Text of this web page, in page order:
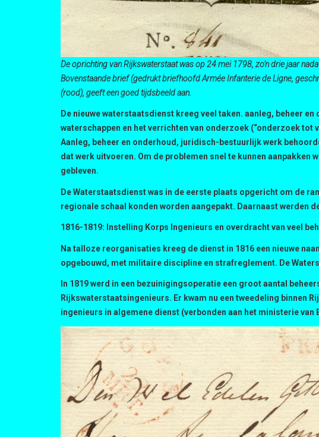
De oprichting van Rijkswaterstaat was op 24 mei 1798, zo’n drie jaar
Bovenstaande brief (gedrukt briefhoofd Armée Infanterie de Ligne,
(rood), geeft een goed tijdsbeeld aan.
De nieuwe waterstaatsdienst kreeg veel taken. aanleg, beheer
waterschappen en het verrichten van onderzoek (“onderzoek tot
Aanleg, beheer en onderhoud, juridisch-bestuurlijk werk
dat werk uitvoeren. Om de problemen snel te kunnen
gebleven.
De Waterstaatsdienst was in de eerste plaats opgericht om de
regionale schaal konden worden aangepakt. Daarnaast werden
1816-1819: Instelling Korps Ingenieurs en overdracht van veel
Na talloze reorganisaties kreeg de dienst in 1816 een nieuwe
opgebouwd, met militaire discipline en strafreglement. De
In 1819 werd in een bezuinigingsoperatie een groot aantal
Rijkswaterstaatsingenieurs. Er kwam nu een tweedeling binnen
ingenieurs in algemene dienst (verbonden aan het ministerie